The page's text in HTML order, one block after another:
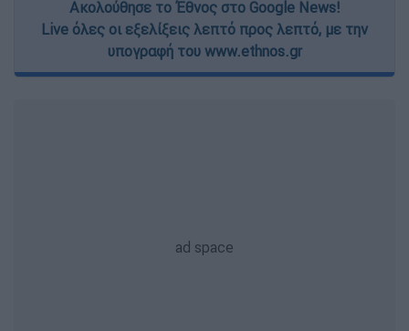
Ακολούθησε το Έθνος στο Google News!
Live όλες οι εξελίξεις λεπτό προς λεπτό, με την
υπογραφή του www.ethnos.gr